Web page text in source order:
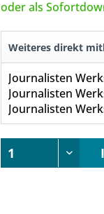
oder als
Weiteres direkt